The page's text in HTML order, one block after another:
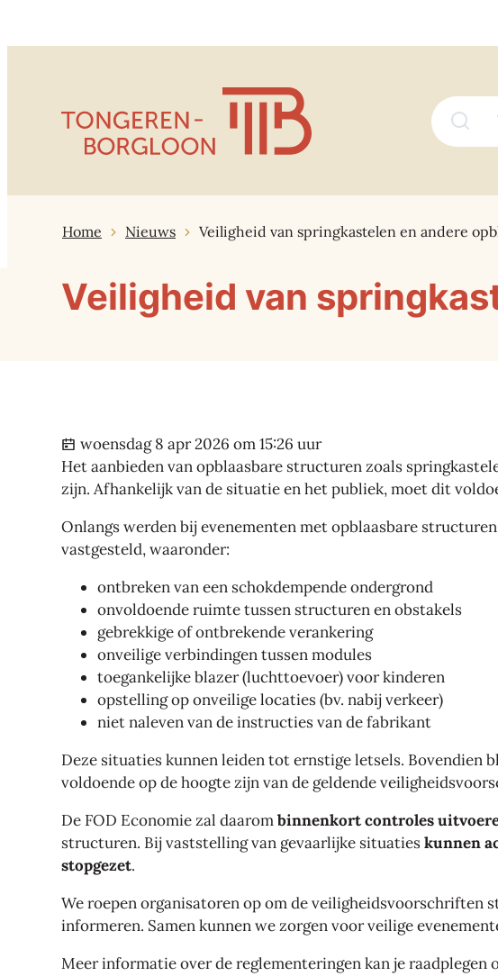
Home Nieuws Veiligheid van springkastelen en andere
Veiligheid van
Gepubliceerd op
woensdag 8 apr 2026 om 15:26 uur
Het aanbieden van opblaasbare structuren zoals
zijn. Afhankelijk van de situatie en het publiek, moet dit
Onlangs werden bij evenementen met opblaasbare
vastgesteld, waaronder:
ontbreken van een schokdempende ondergrond
onvoldoende ruimte tussen structuren en obstakels
gebrekkige of ontbrekende verankering
onveilige verbindingen tussen modules
toegankelijke blazer (luchttoevoer) voor kinderen
opstelling op onveilige locaties (bv. nabij verkeer)
niet naleven van de instructies van de fabrikant
Deze situaties kunnen leiden tot ernstige letsels. Bovendien
voldoende op de hoogte zijn van de geldende
De FOD Economie zal daarombinnenkort controles
structuren. Bij vaststelling van gevaarlijke situatieskunnen
stopgezet.
We roepen organisatoren op om de veiligheidsvoorschriften
informeren. Samen kunnen we zorgen voor veilige
Meer informatie over de reglementeringen kan je raadplegen